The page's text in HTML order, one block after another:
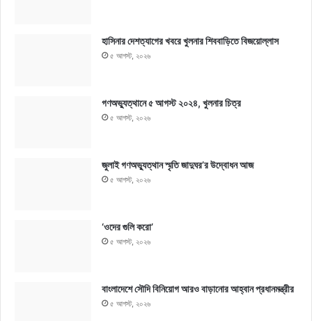
হাসিনার দেশত্যাগের খবরে খুলনার শিববাড়িতে বিজয়োল্লাস
৫ আগস্ট, ২০২৬
গণঅভ্যুত্থানে ৫ আগস্ট ২০২৪, খুলনার চিত্র
৫ আগস্ট, ২০২৬
জুলাই গণঅভ্যুত্থান স্মৃতি জাদুঘর’র উদ্বোধন আজ
৫ আগস্ট, ২০২৬
‘ওদের গুলি করো’
৫ আগস্ট, ২০২৬
বাংলাদেশে সৌদি বিনিয়োগ আরও বাড়ানোর আহ্বান প্রধানমন্ত্রীর
৫ আগস্ট, ২০২৬